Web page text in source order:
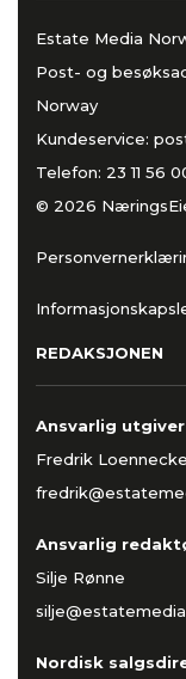
Estate Media
Post- og
Norway
Kundeservice:
Telefon: 23 11 56
© 2026
REDAKSJONEN
Ansvarlig
Fredrik
Ansvarlig
Silje Rønne
Nordisk